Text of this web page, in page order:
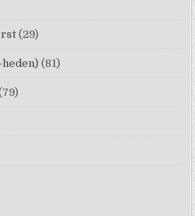
(29)
(81)